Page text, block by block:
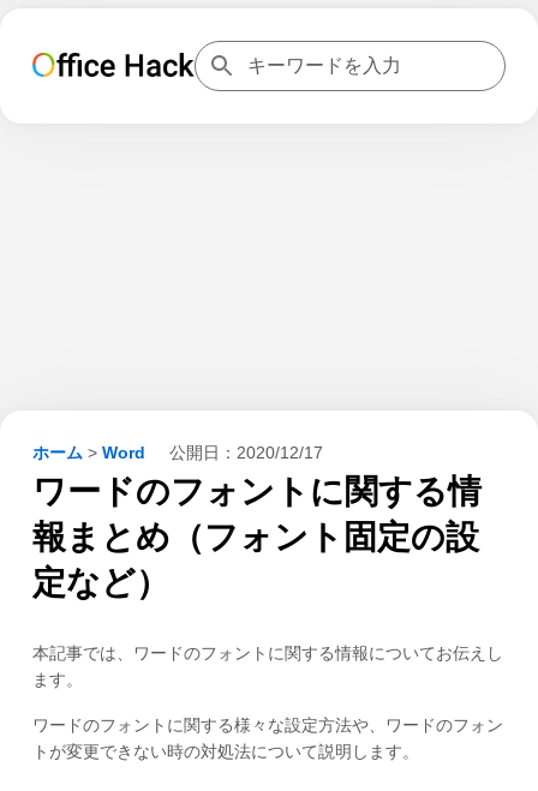
ホーム > Word 公開日： 2020/12/17
ワードのフォントに関する情
報まとめ（フォント固定の設
定など）
本記事では、ワードのフォントに関する情報についてお伝えし
ます。
ワードのフォントに関する様々な設定方法や、ワードのフォン
トが変更できない時の対処法について説明します。